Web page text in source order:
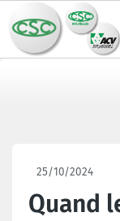
25/10/2024
Quand